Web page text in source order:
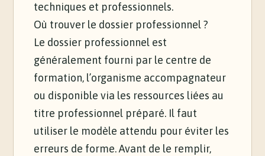
techniques et professionnels.
Où trouver le dossier professionnel ?
Le dossier professionnel est
généralement fourni par le centre de
formation, l’organisme accompagnateur
ou disponible via les ressources liées au
titre professionnel préparé. Il faut
utiliser le modèle attendu pour éviter les
erreurs de forme. Avant de le remplir,